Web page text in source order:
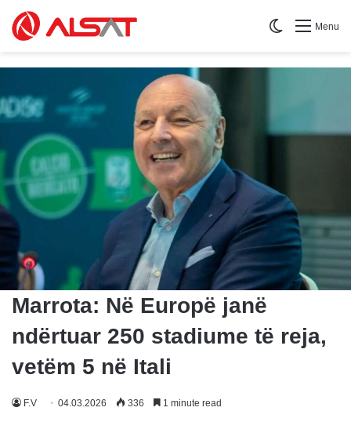
Menu
Switch skin
Marrota: Në Europë janë
ndërtuar 250 stadiume të reja,
vetëm 5 në Itali
F.V 04.03.2026 336 1 minute read